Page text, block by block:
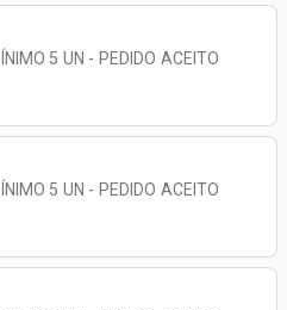
5 UN - PEDIDO ACEITO
5 UN - PEDIDO ACEITO